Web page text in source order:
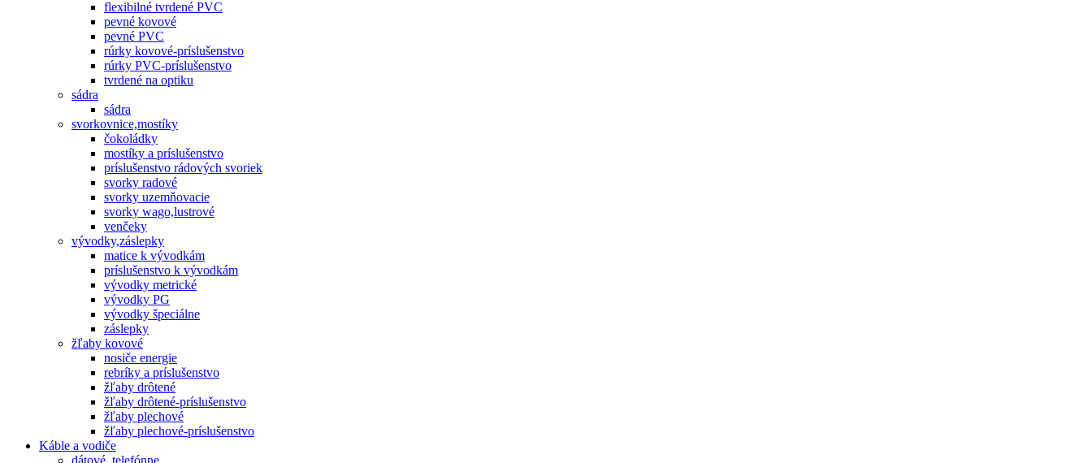
flexibilné tvrdené PVC
pevné kovové
pevné PVC
rúrky kovové-príslušenstvo
rúrky PVC-príslušenstvo
tvrdené na optiku
sádra
sádra
svorkovnice,mostíky
čokoládky
mostíky a príslušenstvo
príslušenstvo rádových svoriek
svorky radové
svorky uzemňovacie
svorky wago,lustrové
venčeky
vývodky,záslepky
matice k vývodkám
príslušenstvo k vývodkám
vývodky metrické
vývodky PG
vývodky špeciálne
záslepky
žľaby kovové
nosiče energie
rebríky a príslušenstvo
žľaby drôtené
žľaby drôtené-príslušenstvo
žľaby plechové
žľaby plechové-príslušenstvo
Káble a vodiče
dátové, telefónne